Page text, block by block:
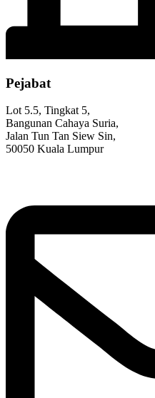
Pejabat
Lot 5.5, Tingkat 5,
Bangunan Cahaya Suria,
Jalan Tun Tan Siew Sin,
50050 Kuala Lumpur